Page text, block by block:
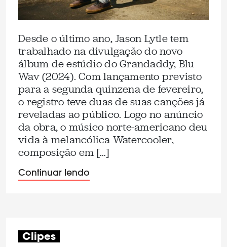
Desde o último ano, Jason Lytle tem
trabalhado na divulgação do novo
álbum de estúdio do Grandaddy, Blu
Wav (2024). Com lançamento previsto
para a segunda quinzena de fevereiro,
o registro teve duas de suas canções já
reveladas ao público. Logo no anúncio
da obra, o músico norte-americano deu
vida à melancólica Watercooler,
composição em […]
Continuar lendo
Clipes